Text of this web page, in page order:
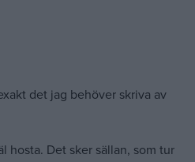
det jag behöver skriva av
hosta. Det sker sällan, som tur